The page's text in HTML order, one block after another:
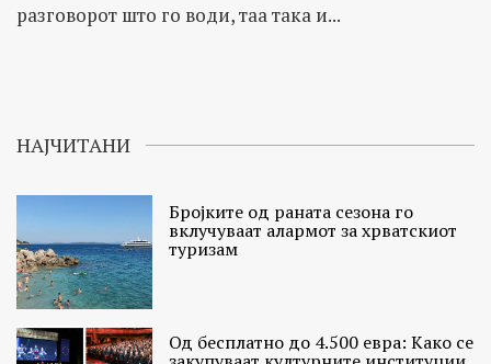
разговорот што го води, таа така и...
НАЈЧИТАНИ
Бројките од раната сезона го
вклучуваат алармот за хрватскиот
туризам
Од бесплатно до 4.500 евра: Како се